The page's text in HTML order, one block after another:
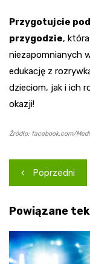
Przygotujcie
przygodzie,
niezapomnianych
edukację z
dzieciom, jak i ich
okazji!
Źródło: facebook.com/
wpisu
Poprzedni
Powiązane